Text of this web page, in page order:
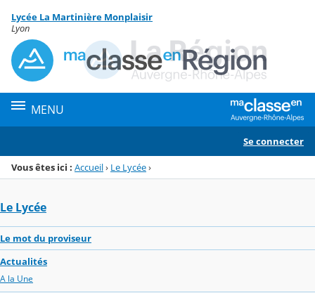
Menu de la rubrique
Contenu
Lycée La Martinière Monplaisir
Lyon
MENU
Se connecter
Vous êtes ici : Accueil› Le Lycée›
Le Lycée
Le mot du proviseur
Actualités
A la Une